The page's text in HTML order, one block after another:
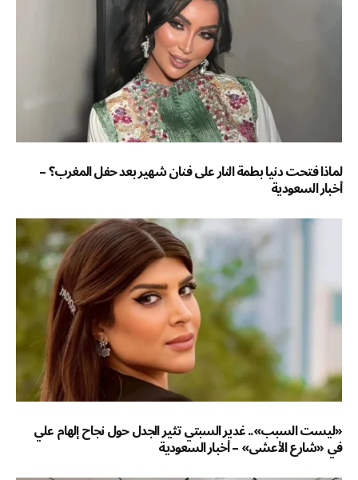
لماذا فتحت دنيا بطمة النار على فنان شهير بعد حفل المغرب؟ –
أخبار السعودية
«ليست السبب».. غدير السبتي تثير الجدل حول نجاح إلهام علي
في «شارع الأعشى» – أخبار السعودية